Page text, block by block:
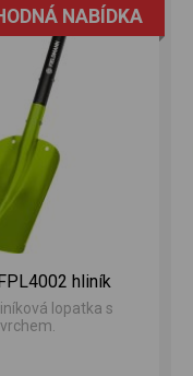
NABÍDKA
hliník
lopatka s